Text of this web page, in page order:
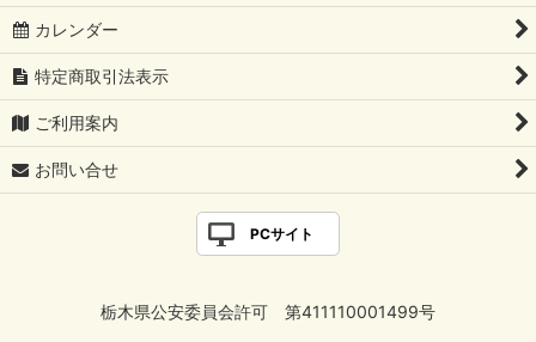
カレンダー
特定商取引法表示
ご利用案内
お問い合せ
PCサイト
栃木県公安委員会許可 第411110001499号